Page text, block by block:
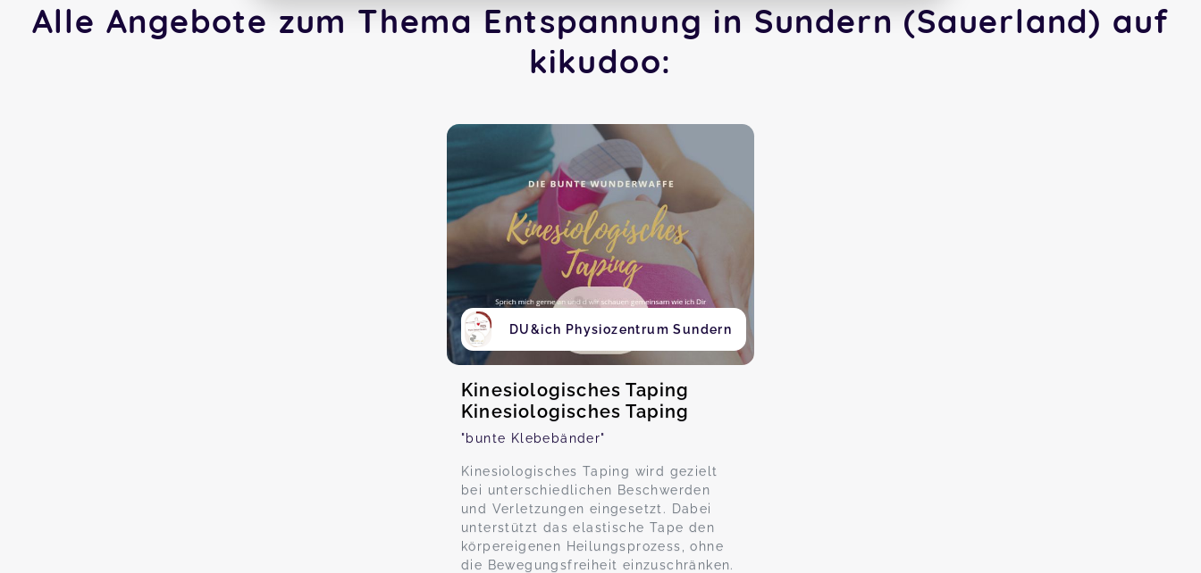
Alle Angebote zum Thema Entspannung in Sundern (Sauerland) auf
kikudoo:
DU&ich Physiozentrum Sundern
Kinesiologisches Taping
Kinesiologisches Taping
"bunte Klebebänder"
Kinesiologisches Taping wird gezielt
bei unterschiedlichen Beschwerden
und Verletzungen eingesetzt. Dabei
unterstützt das elastische Tape den
körpereigenen Heilungsprozess, ohne
die Bewegungsfreiheit einzuschränken.